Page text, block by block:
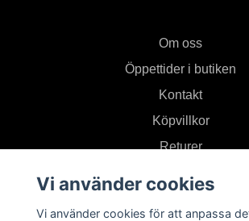
Om oss
Öppettider i butiken
Kontakt
Köpvillkor
Returer
Prenumerera på vårt
Vi använder cookies
Vi använder cookies för att anpassa